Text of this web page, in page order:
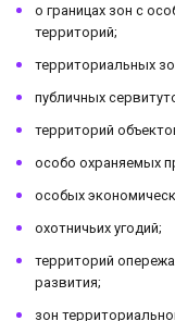
о границах зон с
территорий;
территориальных
публичных
территорий
особо охраняемых
особых
охотничьих угодий;
территорий
развития;
зон